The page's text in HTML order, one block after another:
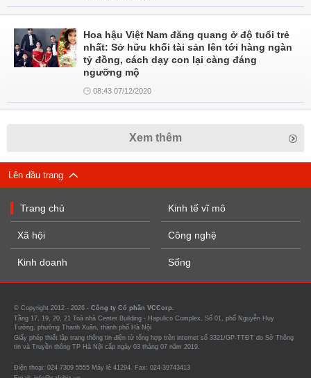
Hoa hậu Việt Nam đăng quang ở độ tuổi trẻ
nhất: Sở hữu khối tài sản lên tới hàng ngàn
tỷ đồng, cách dạy con lại càng đáng
ngưỡng mộ
08:43 07/12/2020
Xem thêm
Lên đầu trang
Trang chủ
Xã hội
Kinh doanh
Kinh tế vĩ mô
Công nghệ
Sống
© Copyright 2012 - 2026 - Công ty Cổ phần VCCorp.
Tầng 17, 19, 20, 21 Toà nhà Center Building - Hapulico Complex, Số 01, phố Nguyễn Huy
Tưởng, phường Thanh Xuân, thành phố Hà Nội
Giấy phép thiết lập trang thông tin điện tử tổng hợp trên internet số 3321/GP-TTĐT do Sở Thông
tin và Truyền thông TP Hà Nội cấp ngày 03 tháng 07 năm 2019.
Điện thoại: 024 7309 5555 Máy lẻ 41294. Fax: 024-39743413